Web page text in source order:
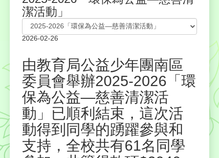
潔活動」
2026-02-26
由教育局公益少年團南區
委員會舉辦2025-2026「環
保為公益—慈善清潔活
動」已順利結束，這次活
動得到同學的踴躍參與和
支持，全校共有61名同學